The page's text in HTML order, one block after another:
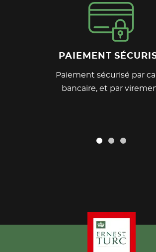
PAIEMENT
Paiement sécurisé par
bancaire, et par